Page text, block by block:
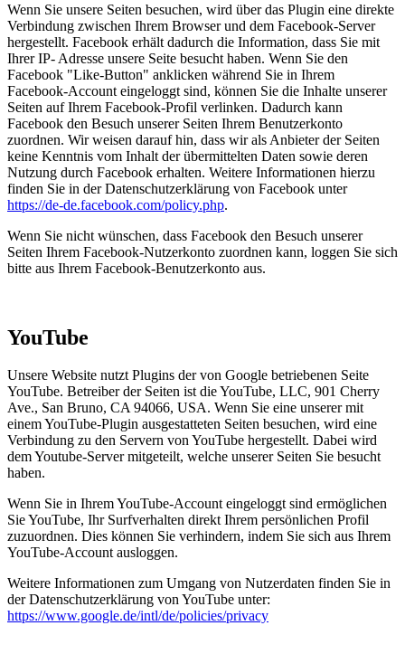
Wenn Sie unsere Seiten besuchen, wird über das Plugin eine direkte
Verbindung zwischen Ihrem Browser und dem Facebook-Server
hergestellt. Facebook erhält dadurch die Information, dass Sie mit
Ihrer IP- Adresse unsere Seite besucht haben. Wenn Sie den
Facebook "Like-Button" anklicken während Sie in Ihrem
Facebook-Account eingeloggt sind, können Sie die Inhalte unserer
Seiten auf Ihrem Facebook-Profil verlinken. Dadurch kann
Facebook den Besuch unserer Seiten Ihrem Benutzerkonto
zuordnen. Wir weisen darauf hin, dass wir als Anbieter der Seiten
keine Kenntnis vom Inhalt der übermittelten Daten sowie deren
Nutzung durch Facebook erhalten. Weitere Informationen hierzu
finden Sie in der Datenschutzerklärung von Facebook unter
https://de-de.facebook.com/policy.php.
Wenn Sie nicht wünschen, dass Facebook den Besuch unserer
Seiten Ihrem Facebook-Nutzerkonto zuordnen kann, loggen Sie sich
bitte aus Ihrem Facebook-Benutzerkonto aus.
YouTube
Unsere Website nutzt Plugins der von Google betriebenen Seite
YouTube. Betreiber der Seiten ist die YouTube, LLC, 901 Cherry
Ave., San Bruno, CA 94066, USA. Wenn Sie eine unserer mit
einem YouTube-Plugin ausgestatteten Seiten besuchen, wird eine
Verbindung zu den Servern von YouTube hergestellt. Dabei wird
dem Youtube-Server mitgeteilt, welche unserer Seiten Sie besucht
haben.
Wenn Sie in Ihrem YouTube-Account eingeloggt sind ermöglichen
Sie YouTube, Ihr Surfverhalten direkt Ihrem persönlichen Profil
zuzuordnen. Dies können Sie verhindern, indem Sie sich aus Ihrem
YouTube-Account ausloggen.
Weitere Informationen zum Umgang von Nutzerdaten finden Sie in
der Datenschutzerklärung von YouTube unter:
https://www.google.de/intl/de/policies/privacy